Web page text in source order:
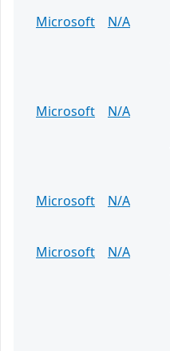
Microsoft
N/A
Microsoft
N/A
Microsoft
N/A
Microsoft
N/A